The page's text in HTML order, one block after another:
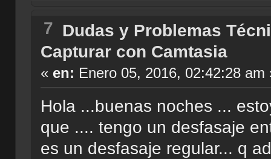
7 Dudas y Problemas
Capturar con Camtasia
« en: Enero 05, 2016, 02:42:28 am
Hola ...buenas noches ...
que .... tengo un desfasaje
es un desfasaje regular... q